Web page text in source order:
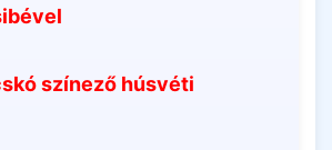
színező húsvéti